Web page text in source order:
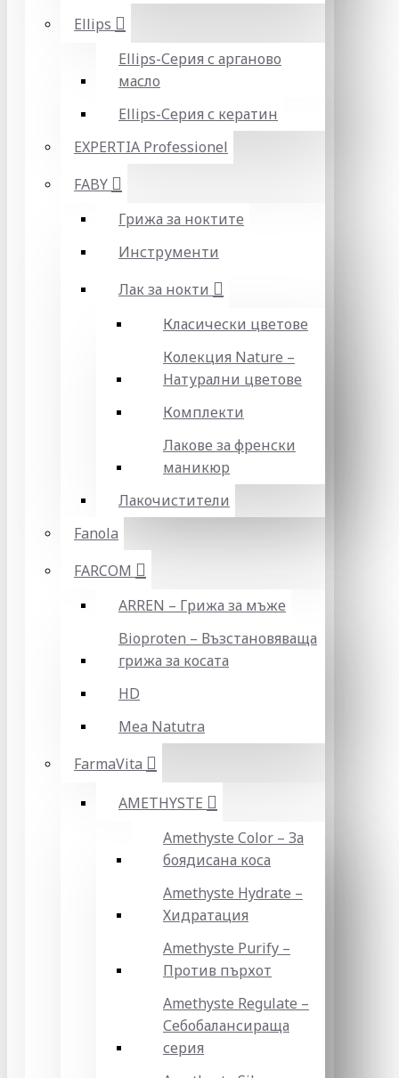
Ellips
Ellips-Серия с арганово
масло
Ellips-Серия с кератин
EXPERTIA Professionel
FABY
Грижа за ноктите
Инструменти
Лак за нокти
Класически цветове
Колекция Nature –
Натурални цветове
Комплекти
Лакове за френски
маникюр
Лакочистители
Fanola
FARCOM
ARREN – Грижа за мъже
Bioproten – Възстановяваща
грижа за косата
HD
Mea Natutra
FarmaVita
AMETHYSTE
Amethyste Color – За
боядисана коса
Amethyste Hydrate –
Хидратация
Amethyste Purify –
Против пърхот
Amethyste Regulate –
Себобалансираща
серия